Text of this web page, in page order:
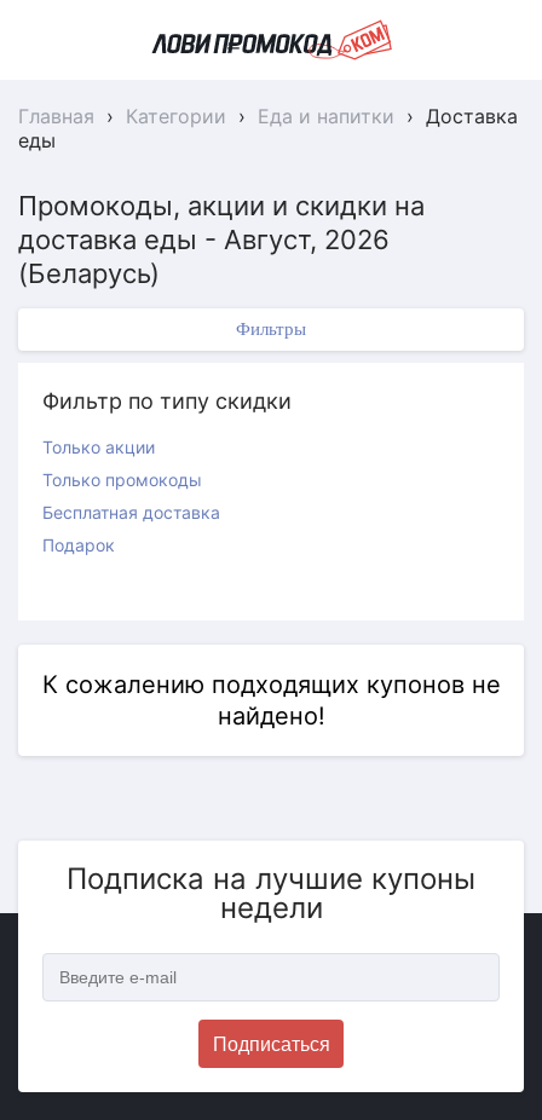
Главная › Категории › Еда и напитки › Доставка
еды
Промокоды, акции и скидки на
доставка еды - Август, 2026
(Беларусь)
Фильтры
Фильтр по типу скидки
Только акции
Только промокоды
Бесплатная доставка
Подарок
К сожалению подходящих купонов не
найдено!
Подписка на лучшие купоны
недели
Подписаться